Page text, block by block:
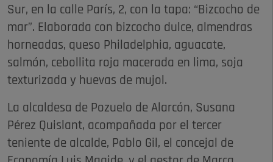
Sur, en la calle París, 2, con la tapa: “Bizcocho de
mar”. Elaborada con bizcocho dulce, almendras
horneadas, queso Philadelphia, aguacate,
salmón, cebollita roja macerada en lima, soja
texturizada y huevas de mujol.
La alcaldesa de Pozuelo de Alarcón, Susana
Pérez Quislant, acompañada por el tercer
teniente de alcalde, Pablo Gil, el concejal de